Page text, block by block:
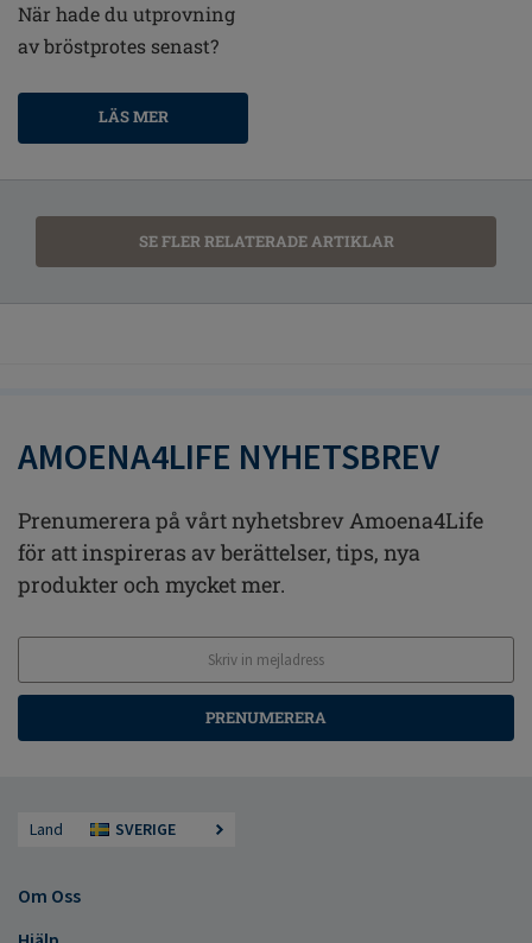
När hade du utprovning
av bröstprotes senast?
LÄS MER
SE FLER RELATERADE ARTIKLAR
AMOENA4LIFE NYHETSBREV
Prenumerera på vårt nyhetsbrev Amoena4Life
för att inspireras av berättelser, tips, nya
produkter och mycket mer.
PRENUMERERA
Land SVERIGE
Om Oss